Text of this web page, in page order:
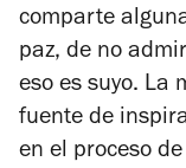
comparte
paz, de no
eso es suyo. La
fuente de
en el proceso